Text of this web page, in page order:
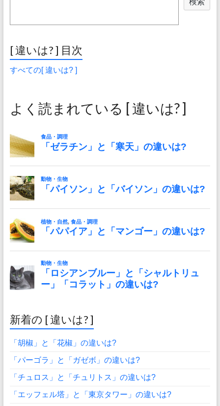
検索
[ 違いは? ] 目次
すべての[ 違いは? ]
よく読まれている [ 違いは? ]
新着の [ 違いは? ]
「胡椒」と「花椒」の違いは?
「パーゴラ」と「ガゼボ」の違いは?
「チュロス」と「チュリトス」の違いは?
「エッフェル塔」と「東京タワー」の違いは?